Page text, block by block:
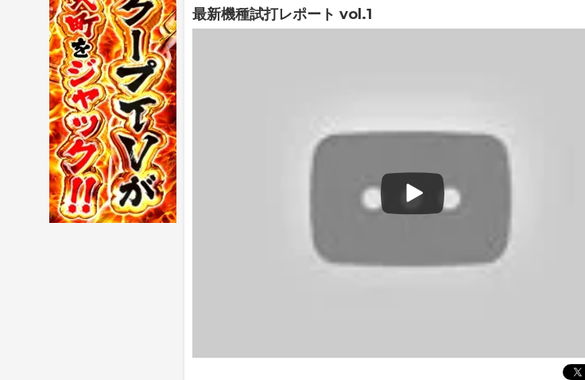
最新機種試打レポート vol.1